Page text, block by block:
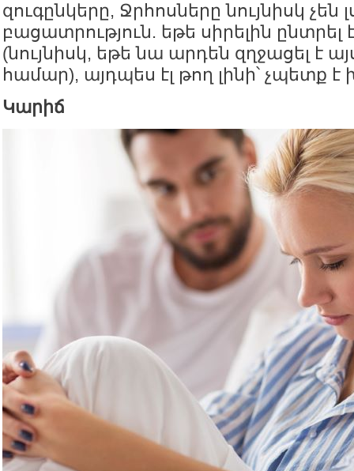
զուգընկերը, Ջրհոսները նույնիսկ չեն
բացատրություն. եթե սիրելին ընտրել
(նույնիսկ, եթե նա արդեն զղջացել է
համար), այդպես էլ թող լինի՝ չպետք
Կարիճ